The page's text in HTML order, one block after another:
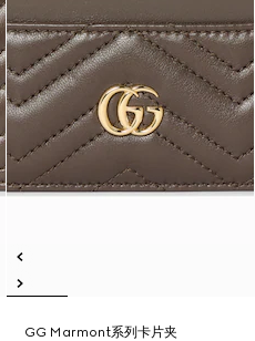
GG Marmont系列卡片夹